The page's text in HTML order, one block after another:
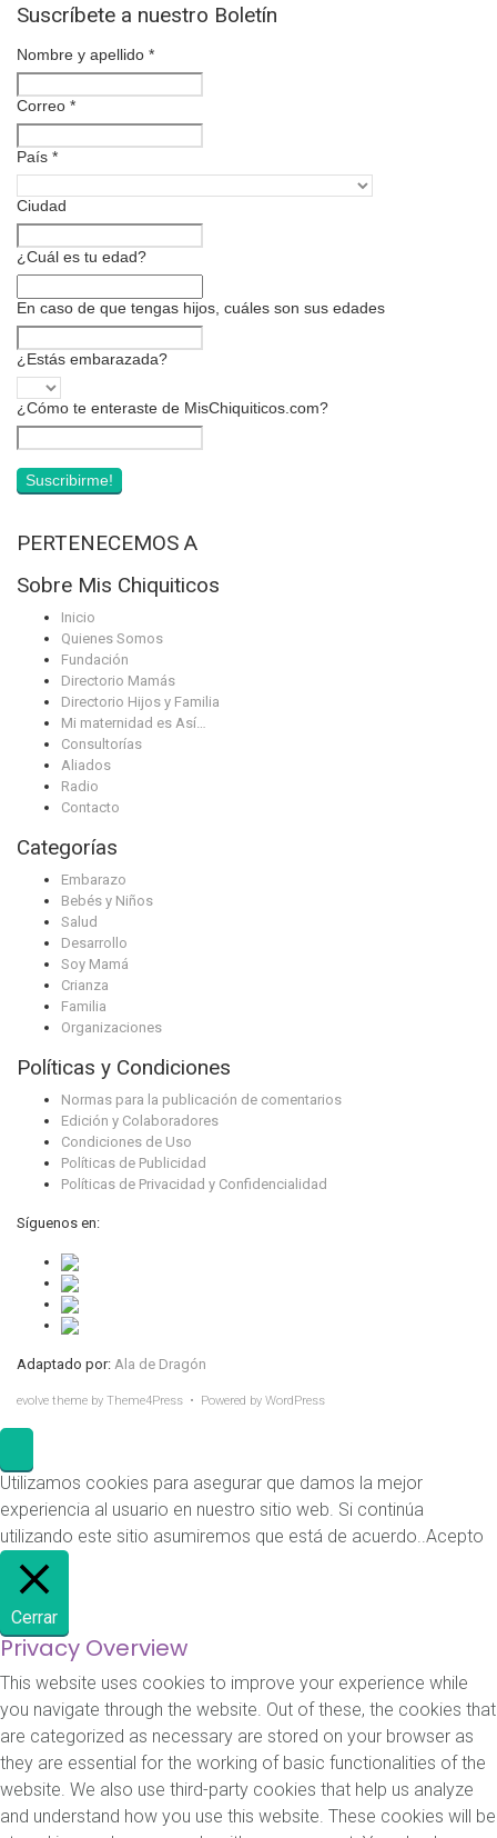
Suscríbete a nuestro Boletín
Nombre y apellido *
Correo *
País *
Ciudad
¿Cuál es tu edad?
En caso de que tengas hijos, cuáles son sus edades
¿Estás embarazada?
¿Cómo te enteraste de MisChiquiticos.com?
PERTENECEMOS A
Sobre Mis Chiquiticos
Inicio
Quienes Somos
Fundación
Directorio Mamás
Directorio Hijos y Familia
Mi maternidad es Así…
Consultorías
Aliados
Radio
Contacto
Categorías
Embarazo
Bebés y Niños
Salud
Desarrollo
Soy Mamá
Crianza
Familia
Organizaciones
Políticas y Condiciones
Normas para la publicación de comentarios
Edición y Colaboradores
Condiciones de Uso
Políticas de Publicidad
Políticas de Privacidad y Confidencialidad
Síguenos en:
Adaptado por: Ala de Dragón
evolve theme by Theme4Press • Powered by WordPress
Utilizamos cookies para asegurar que damos la mejor
experiencia al usuario en nuestro sitio web. Si continúa
utilizando este sitio asumiremos que está de acuerdo.. Acepto
Cerrar
Privacy Overview
This website uses cookies to improve your experience while
you navigate through the website. Out of these, the cookies that
are categorized as necessary are stored on your browser as
they are essential for the working of basic functionalities of the
website. We also use third-party cookies that help us analyze
and understand how you use this website. These cookies will be